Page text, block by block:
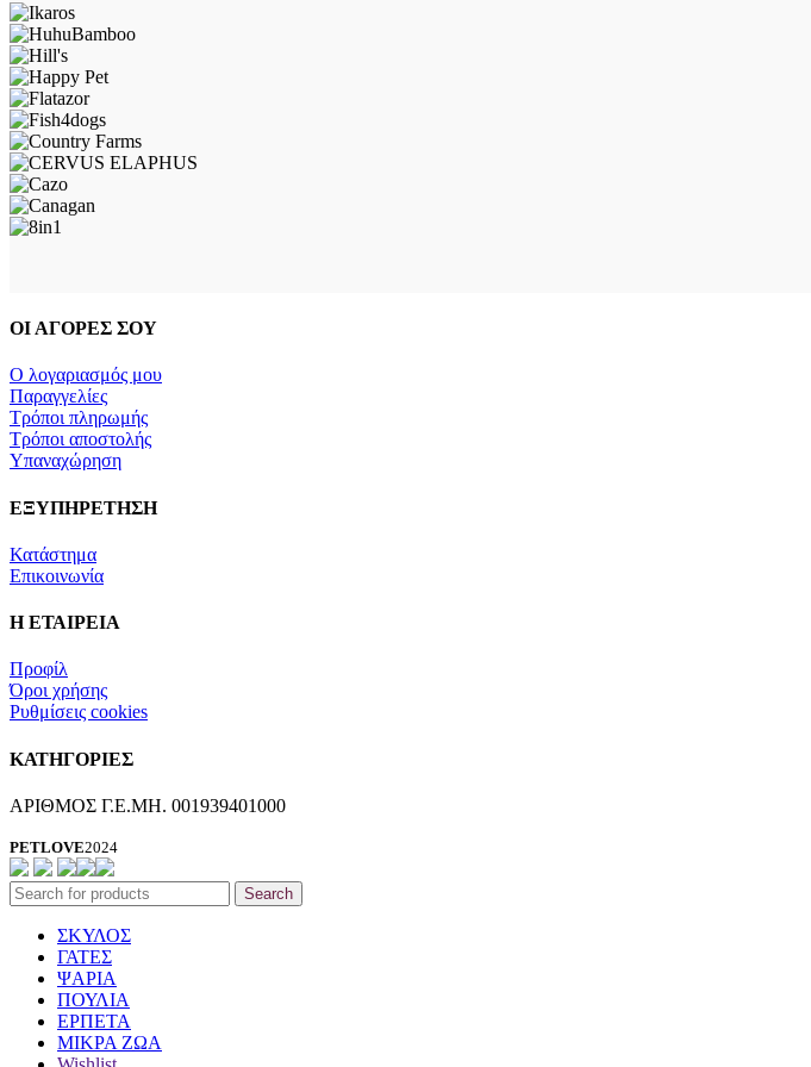
ΟΙ ΑΓΟΡΕΣ ΣΟΥ
Ο λογαριασμός μου
Παραγγελίες
Τρόποι πληρωμής
Τρόποι αποστολής
Υπαναχώρηση
ΕΞΥΠΗΡΕΤΗΣΗ
Κατάστημα
Επικοινωνία
Η ΕΤΑΙΡΕΙΑ
Προφίλ
Όροι χρήσης
Ρυθμίσεις cookies
ΚΑΤΗΓΟΡΙΕΣ
ΑΡΙΘΜΟΣ Γ.Ε.ΜΗ. 001939401000
PETLOVE2024
Search
ΣΚΥΛΟΣ
ΓΑΤΕΣ
ΨΑΡΙΑ
ΠΟΥΛΙΑ
ΕΡΠΕΤΑ
ΜΙΚΡΑ ΖΩΑ